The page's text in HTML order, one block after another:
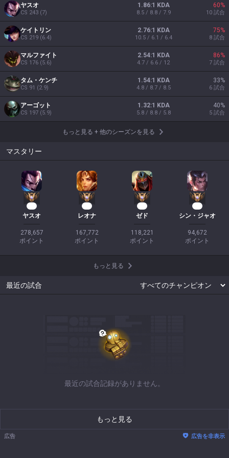
ヤスオ
CS 243 (7)
1.86:1 KDA
8.5 / 8.8 / 7.9
60%
10 試合
ケイトリン
CS 219 (6.4)
2.76:1 KDA
10.5 / 6.1 / 6.4
75%
8 試合
マルファイト
CS 176 (5.6)
2.54:1 KDA
4.7 / 6.6 / 12
86%
7 試合
タム・ケンチ
CS 91 (2.9)
1.54:1 KDA
4.8 / 8.7 / 8.5
33%
6 試合
アーゴット
CS 197 (5.9)
1.32:1 KDA
5.8 / 8.8 / 5.8
40%
5 試合
もっと見る + 他のシーズンを見る
マスタリー
ヤスオ
278,657
ポイント
レオナ
167,772
ポイント
ゼド
118,221
ポイント
シン・ジャオ
94,672
ポイント
もっと見る
最近の試合
最近の試合記録がありません。
もっと見る
広告 広告を非表示